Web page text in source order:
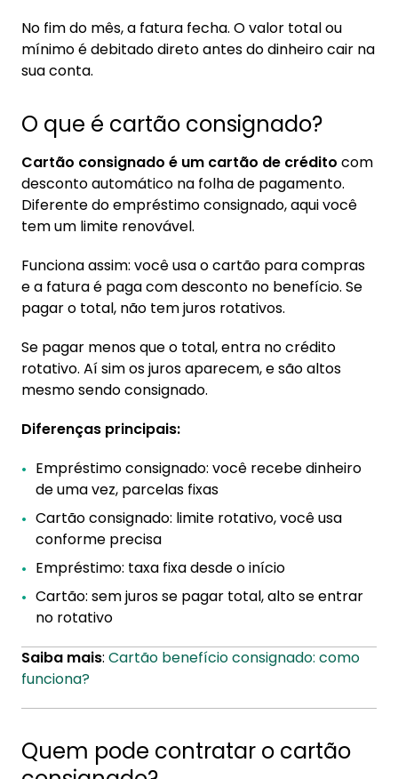
No fim do mês, a fatura fecha. O valor total ou
mínimo é debitado direto antes do dinheiro cair na
sua conta.
O que é cartão consignado?
Cartão consignado é um cartão de crédito com
desconto automático na folha de pagamento.
Diferente do empréstimo consignado, aqui você
tem um limite renovável.
Funciona assim: você usa o cartão para compras
e a fatura é paga com desconto no benefício. Se
pagar o total, não tem juros rotativos.
Se pagar menos que o total, entra no crédito
rotativo. Aí sim os juros aparecem, e são altos
mesmo sendo consignado.
Diferenças principais:
Empréstimo consignado: você recebe dinheiro
de uma vez, parcelas fixas
Cartão consignado: limite rotativo, você usa
conforme precisa
Empréstimo: taxa fixa desde o início
Cartão: sem juros se pagar total, alto se entrar
no rotativo
Saiba mais: Cartão benefício consignado: como
funciona?
Quem pode contratar o cartão